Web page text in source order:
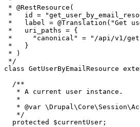
* @RestResource(
*   id =
*   label = @Translation("Get
*   uri_paths = {
*     "canonical" = "/api/v1/get-
*   }
* )
*/
class GetUserByEmailResource
  /**
   * A current user instance.
   *
* @var
   */
  protected $currentUser;